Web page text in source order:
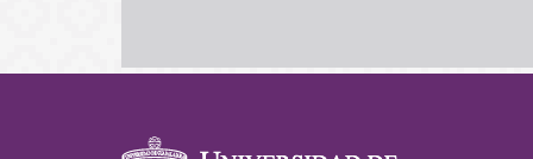
Información del